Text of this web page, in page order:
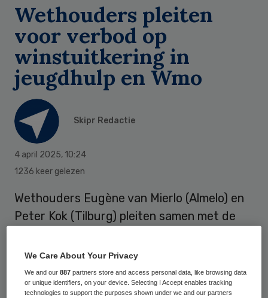
Wethouders pleiten
voor verbod op
winstuitkering in
jeugdhulp en Wmo
Skipr Redactie
4 april 2025, 10:24
1236 keer gelezen
Wethouders Eugène van Mierlo (Almelo) en
Peter Kok (Tilburg) pleiten samen met de
(VNG) voor een verbod op buitensporige
winstuitkeringen in de jeugdhulp en Wmo.
Dit meldtBinnenlands Bestuur.
We Care About Your Privacy
We and our887 partners store and access personal data, like browsing data
or unique identifiers, on your device. Selecting I Accept enables tracking
technologies to support the purposes shown under we and our partners